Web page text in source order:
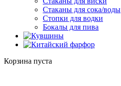
Стаканы для сока/воды
Стопки для водки
Бокалы для пива
Корзина пуста